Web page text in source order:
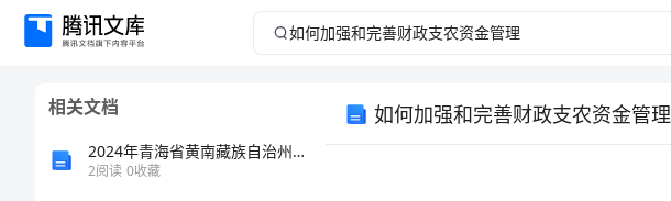
如
相关文档
2024年青海省黄南藏族自治州河南蒙古族自治县机械员考试题库【网校专用】
2阅读 0收藏
如何加强和完善财政支农资金管理